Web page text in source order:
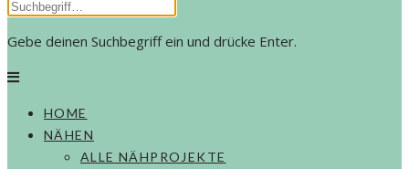
Gebe deinen Suchbegriff ein und drücke Enter.
HOME
NÄHEN
ALLE NÄHPROJEKTE